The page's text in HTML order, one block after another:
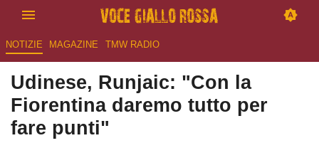
NOTIZIE MAGAZINE TMW RADIO
Udinese, Runjaic: "Con la
Fiorentina daremo tutto per
fare punti"